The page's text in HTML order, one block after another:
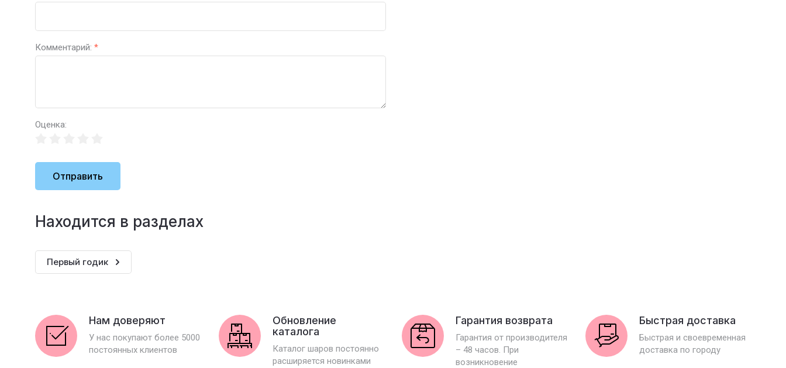
Комментарий: *
Оценка:
Отправить
Находится в разделах
Первый годик
Нам доверяют
У нас покупают более 5000
постоянных клиентов
Обновление
каталога
Каталог шаров постоянно
расширяется новинками
Гарантия возврата
Гарантия от производителя
– 48 часов. При
возникновение
Быстрая доставка
Быстрая и своевременная
доставка по городу